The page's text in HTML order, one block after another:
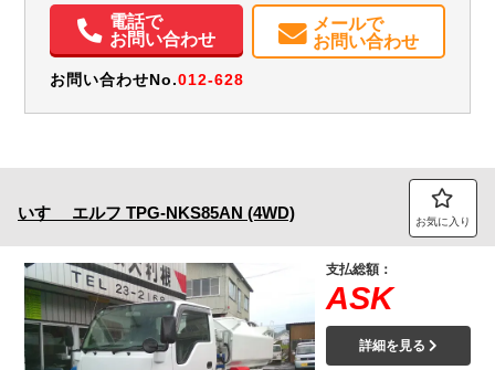
電動格納ミラー
電話で
お問い合わせ
メールで
お問い合わせ
お問い合わせNo.012-628
いすゞ エルフ TPG-NKS85AN (4WD) お気に入り
支払総額：
ASK
詳細を見る